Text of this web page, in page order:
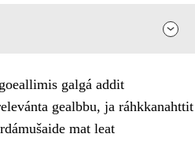
galgá addit
gealbbu, ja ráhkkanahttit
mat leat